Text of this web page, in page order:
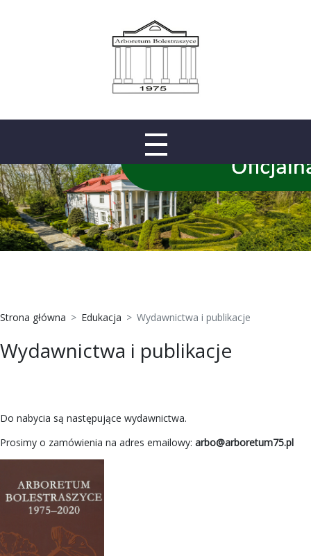
Strona główna Edukacja Wydawnictwa i publikacje
Wydawnictwa i publikacje
Do nabycia są następujące wydawnictwa.
Prosimy o zamówienia na adres emailowy: arbo@arboretum75.pl